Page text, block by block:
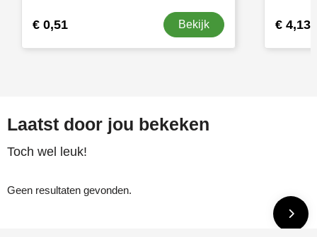
€ 0,51 Bekijk € 4,13
Laatst door jou bekeken
Toch wel leuk!
Geen resultaten gevonden.